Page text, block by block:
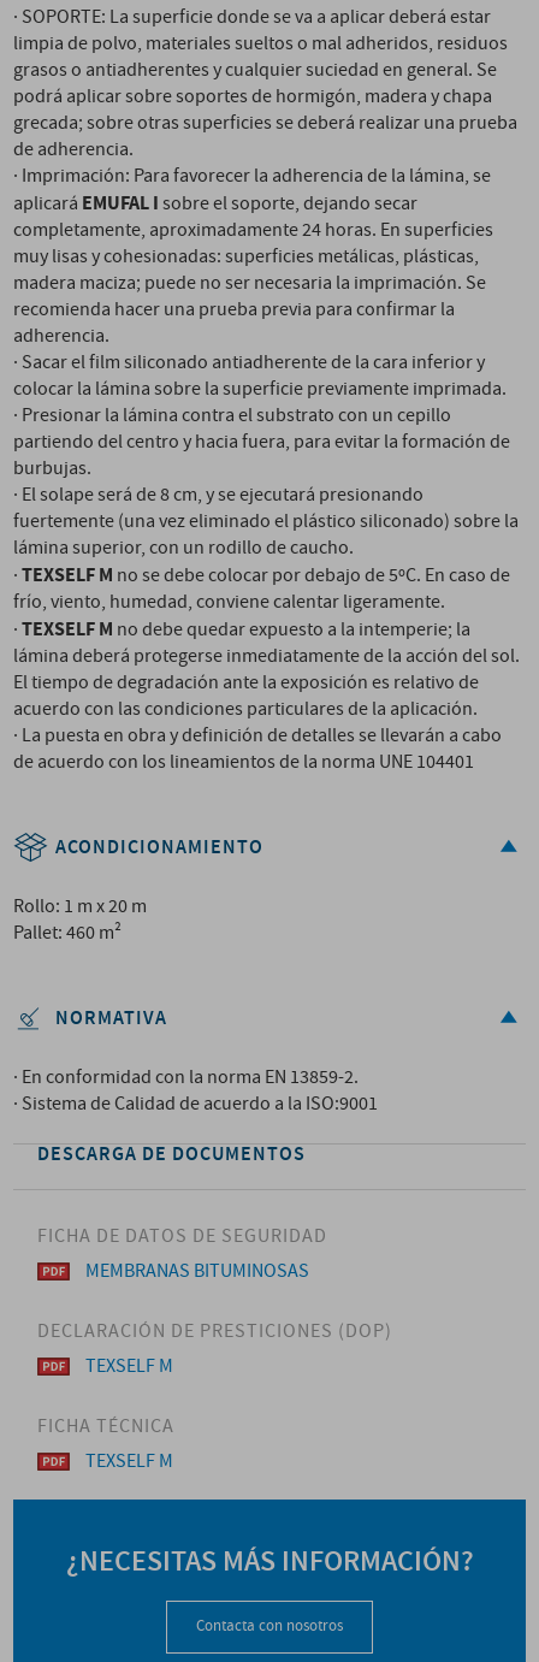
· SOPORTE: La superficie donde se va a aplicar deberá estar
limpia de polvo, materiales sueltos o mal adheridos, residuos
grasos o antiadherentes y cualquier suciedad en general. Se
podrá aplicar sobre soportes de hormigón, madera y chapa
grecada; sobre otras superficies se deberá realizar una prueba
de adherencia.
· Imprimación: Para favorecer la adherencia de la lámina, se
aplicará EMUFAL Isobre el soporte, dejando secar
completamente, aproximadamente 24 horas. En superficies
muy lisas y cohesionadas: superficies metálicas, plásticas,
madera maciza; puede no ser necesaria la imprimación. Se
recomienda hacer una prueba previa para confirmar la
adherencia.
· Sacar el film siliconado antiadherente de la cara inferior y
colocar la lámina sobre la superficie previamente imprimada.
· Presionar la lámina contra el substrato con un cepillo
partiendo del centro y hacia fuera, para evitar la formación de
burbujas.
· El solape será de 8 cm, y se ejecutará presionando
fuertemente (una vez eliminado el plástico siliconado) sobre la
lámina superior, con un rodillo de caucho.
·TEXSELF M no se debe colocar por debajo de 5ºC. En caso de
frío, viento, humedad, conviene calentar ligeramente.
·TEXSELF M no debe quedar expuesto a la intemperie; la
lámina deberá protegerse inmediatamente de la acción del sol.
El tiempo de degradación ante la exposición es relativo de
acuerdo con las condiciones particulares de la aplicación.
· La puesta en obra y definición de detalles se llevarán a cabo
de acuerdo con los lineamientos de la norma UNE 104401
ACONDICIONAMIENTO
Rollo: 1 m x 20 m
Pallet: 460 m²
NORMATIVA
· En conformidad con la norma EN 13859-2.
· Sistema de Calidad de acuerdo a la ISO:9001
DESCARGA DE DOCUMENTOS
FICHA DE DATOS DE SEGURIDAD
MEMBRANAS BITUMINOSAS
DECLARACIÓN DE PRESTICIONES (DOP)
TEXSELF M
FICHA TÉCNICA
TEXSELF M
¿NECESITAS MÁS INFORMACIÓN?
Contacta con nosotros